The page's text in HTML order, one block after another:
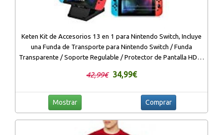
Keten Kit de Accesorios 13 en 1 para Nintendo Switch, Incluye
una Funda de Transporte para Nintendo Switch / Funda
Transparente / Soporte Regulable / Protector de Pantalla HD (2
42,99€ 34,99€
Mostrar Comprar